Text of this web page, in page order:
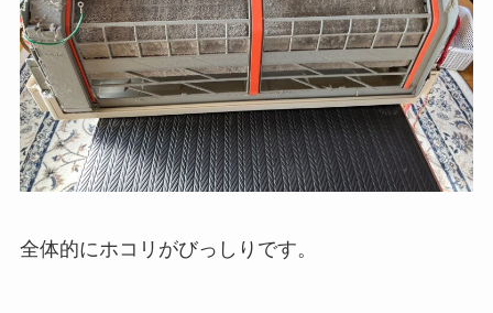
全体的にホコリがびっしりです。